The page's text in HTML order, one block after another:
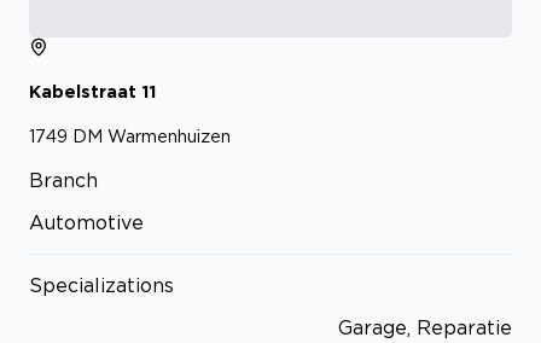
Kabelstraat 11
1749 DM Warmenhuizen
Branch
Automotive
Specializations
Garage, Reparatie